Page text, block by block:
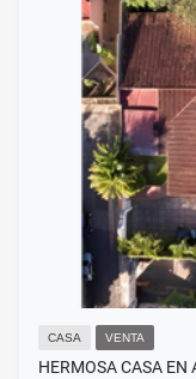
CASA VENTA
HERMOSA CASA EN